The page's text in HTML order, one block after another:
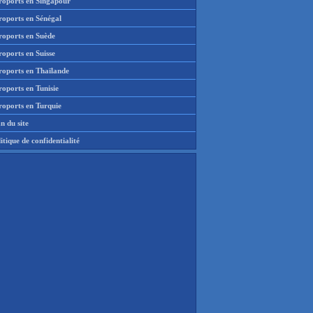
en Sénégal
en Suède
en Suisse
en Thaïlande
en Tunisie
en Turquie
du site
de confidentialité